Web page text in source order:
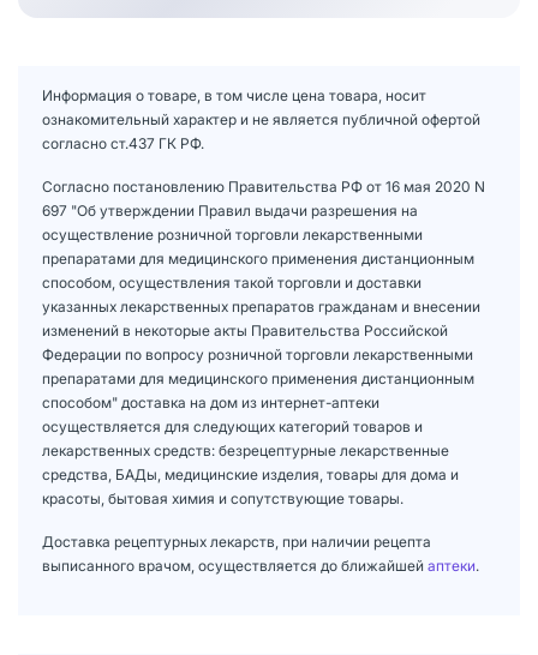
Информация о товаре, в том числе цена товара, носит
ознакомительный характер и не является публичной офертой
согласно ст.437 ГК РФ.
Согласно постановлению Правительства РФ от 16 мая 2020 N
697 "Об утверждении Правил выдачи разрешения на
осуществление розничной торговли лекарственными
препаратами для медицинского применения дистанционным
способом, осуществления такой торговли и доставки
указанных лекарственных препаратов гражданам и внесении
изменений в некоторые акты Правительства Российской
Федерации по вопросу розничной торговли лекарственными
препаратами для медицинского применения дистанционным
способом" доставка на дом из интернет-аптеки
осуществляется для следующих категорий товаров и
лекарственных средств: безрецептурные лекарственные
средства, БАДы, медицинские изделия, товары для дома и
красоты, бытовая химия и сопутствующие товары.
Доставка рецептурных лекарств, при наличии рецепта
выписанного врачом, осуществляется до ближайшей аптеки.